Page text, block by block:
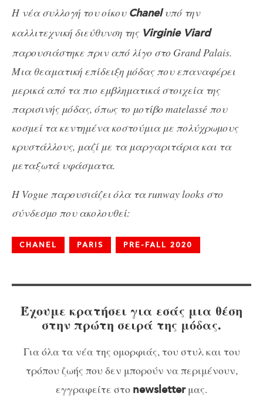
Η νέα συλλογή του οίκου Chanelυπό την
καλλιτεχνική διεύθυνση της Virginie Viard
παρουσιάστηκε πριν από λίγο στο Grand Palais.
Μια θεαματική επίδειξη μόδας που επαναφέρει
μερικά από τα πιο εμβληματικά στοιχεία της
παρισινής μόδας, όπως το μοτίβο matelassé που
κοσμεί τα κεντημένα κοστούμια με πολύχρωμους
κρυστάλλους, μαζί με τα μαργαριτάρια και τα
μεταξωτά υφάσματα.
Η Vogue παρουσιάζει όλα τα runway looks στο
σύνδεσμο που ακολουθεί:
CHANEL PARIS PRE-FALL 2020
Έχουμε κρατήσει για εσάς μια θέση
στην πρώτη σειρά της μόδας.
Για όλα τα νέα της ομορφιάς, του στυλ και του
τρόπου ζωής που δεν μπορούν να περιμένουν,
εγγραφείτε στο newsletterμας.